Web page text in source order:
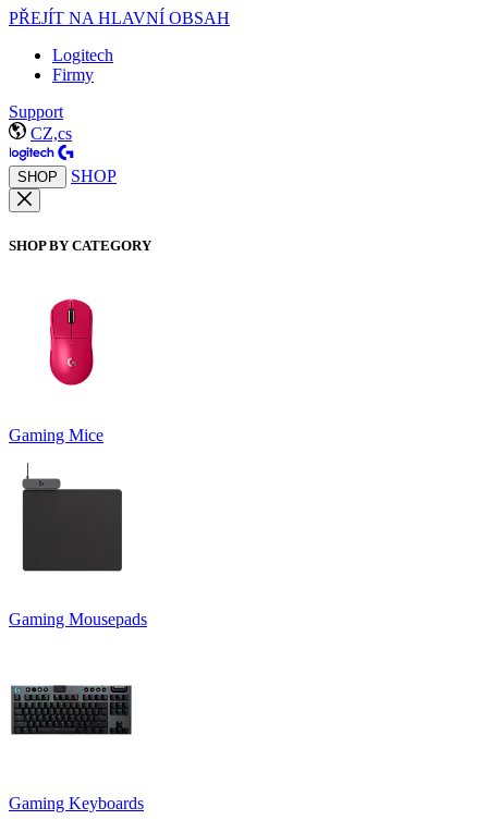
PŘEJÍT NA HLAVNÍ OBSAH
Logitech
Firmy
Support
CZ,cs
SHOP SHOP
SHOP BY CATEGORY
Gaming Mice
Gaming Mousepads
Gaming Keyboards